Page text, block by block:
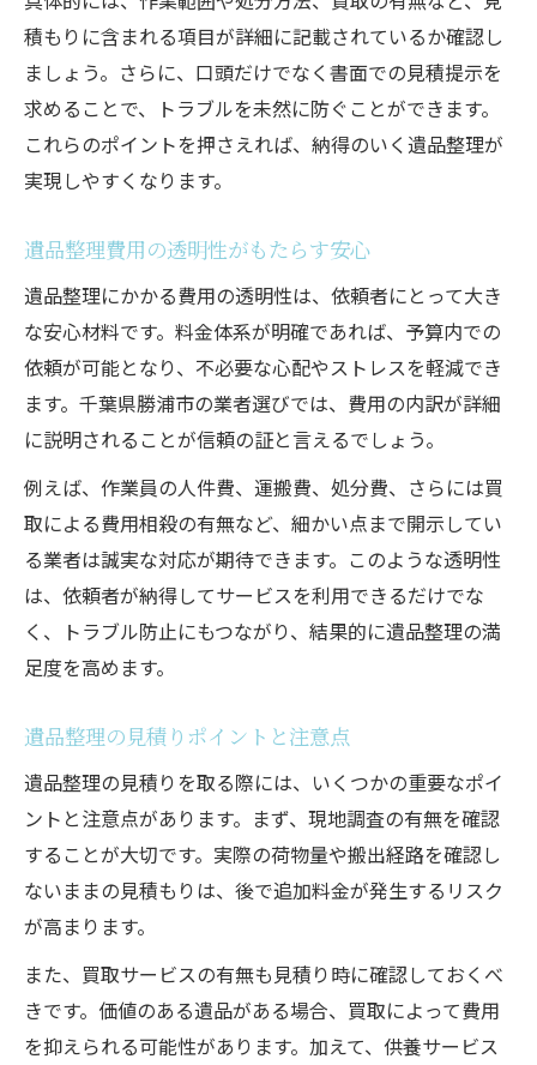
積もりに含まれる項目が詳細に記載されているか確認し
ましょう。さらに、口頭だけでなく書面での見積提示を
求めることで、トラブルを未然に防ぐことができます。
これらのポイントを押さえれば、納得のいく遺品整理が
実現しやすくなります。
遺品整理費用の透明性がもたらす安心
遺品整理にかかる費用の透明性は、依頼者にとって大き
な安心材料です。料金体系が明確であれば、予算内での
依頼が可能となり、不必要な心配やストレスを軽減でき
ます。千葉県勝浦市の業者選びでは、費用の内訳が詳細
に説明されることが信頼の証と言えるでしょう。
例えば、作業員の人件費、運搬費、処分費、さらには買
取による費用相殺の有無など、細かい点まで開示してい
る業者は誠実な対応が期待できます。このような透明性
は、依頼者が納得してサービスを利用できるだけでな
く、トラブル防止にもつながり、結果的に遺品整理の満
足度を高めます。
遺品整理の見積りポイントと注意点
遺品整理の見積りを取る際には、いくつかの重要なポイ
ントと注意点があります。まず、現地調査の有無を確認
することが大切です。実際の荷物量や搬出経路を確認し
ないままの見積もりは、後で追加料金が発生するリスク
が高まります。
また、買取サービスの有無も見積り時に確認しておくべ
きです。価値のある遺品がある場合、買取によって費用
を抑えられる可能性があります。加えて、供養サービス